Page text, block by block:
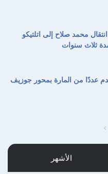
محمد صلاح إلى اتلتيكو
ثلاث سنوات
عددًا من المارة بمحور جوزيف
الصفحة
السابقة
الأشهر